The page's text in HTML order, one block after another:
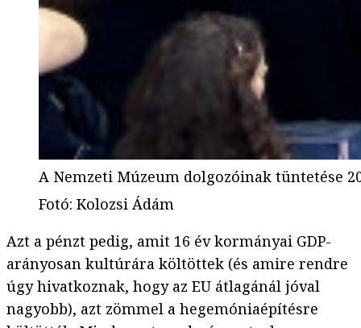
A Nemzeti Múzeum dolgozóinak tüntetése
Fotó: Kolozsi Ádám
Azt a pénzt pedig, amit 16 év kormányai GDP-
arányosan kultúrára költöttek (és amire rendre
úgy hivatkoznak, hogy az EU átlagánál jóval
nagyobb), azt zömmel a hegemóniaépítésre